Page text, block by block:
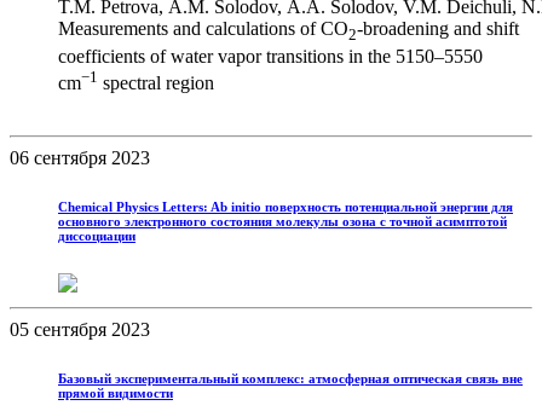
T.M. Petrova, A.M. Solodov, A.A. Solodov, V.M. Deichuli,
Measurements and calculations of CO2-broadening and shift
coefficients of water vapor transitions in the 5150–5550
cm−1 spectral region
06 сентября 2023
Chemical Physics Letters: Ab initio поверхность потенциальной энергии для
основного электронного состояния молекулы озона с точной асимптотой
диссоциации
05 сентября 2023
Базовый экспериментальный комплекс: атмосферная оптическая связь вне
прямой видимости